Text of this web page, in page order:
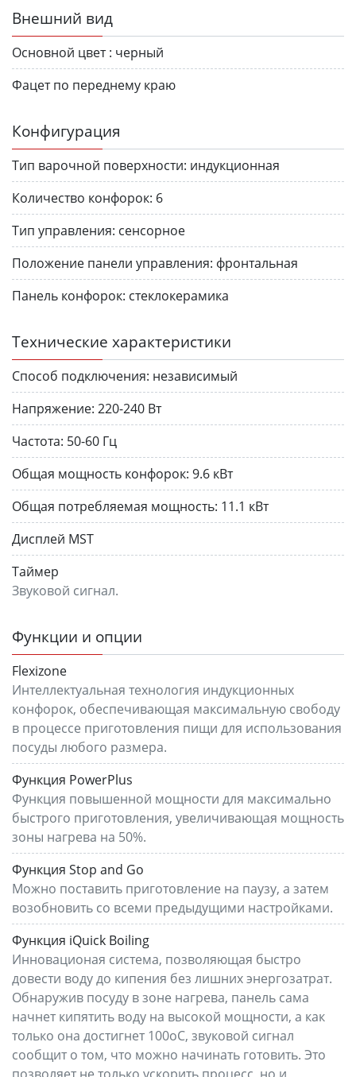
Внешний вид
Основной цвет : черный
Фацет по переднему краю
Конфигурация
Тип варочной поверхности: индукционная
Количество конфорок: 6
Тип управления: сенсорное
Положение панели управления: фронтальная
Панель конфорок: стеклокерамика
Технические характеристики
Способ подключения: независимый
Напряжение: 220-240 Вт
Частота: 50-60 Гц
Общая мощность конфорок: 9.6 кВт
Общая потребляемая мощность: 11.1 кВт
Дисплей MST
Таймер
Звуковой сигнал.
Функции и опции
Flexizone
Интеллектуальная технология индукционных
конфорок, обеспечивающая максимальную свободу
в процессе приготовления пищи для использования
посуды любого размера.
Функция PowerPlus
Функция повышенной мощности для максимально
быстрого приготовления, увеличивающая мощность
зоны нагрева на 50%.
Функция Stop and Go
Можно поставить приготовление на паузу, а затем
возобновить со всеми предыдущими настройками.
Функция iQuick Boiling
Инновационая система, позволяющая быстро
довести воду до кипения без лишних энергозатрат.
Обнаружив посуду в зоне нагрева, панель сама
начнет кипятить воду на высокой мощности, а как
только она достигнет 100оС, звуковой сигнал
сообщит о том, что можно начинать готовить. Это